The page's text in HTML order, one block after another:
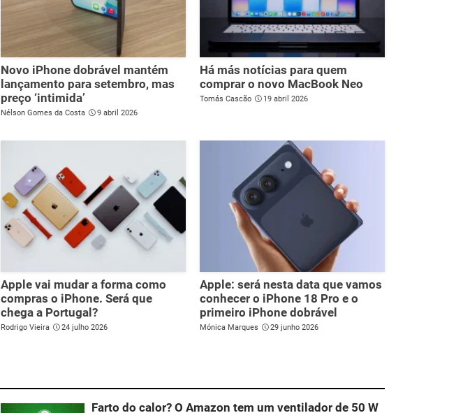
Novo iPhone dobrável mantém
lançamento para setembro, mas
preço ‘intimida’
Nélson Gomes da Costa 9 abril 2026
Há más notícias para quem
comprar o novo MacBook Neo
Tomás Cascão 19 abril 2026
Apple vai mudar a forma como
compras o iPhone. Será que
chega a Portugal?
Rodrigo Vieira 24 julho 2026
Apple: será nesta data que vamos
conhecer o iPhone 18 Pro e o
primeiro iPhone dobrável
Mónica Marques 29 junho 2026
Farto do calor? O Amazon tem um ventilador de 50 W